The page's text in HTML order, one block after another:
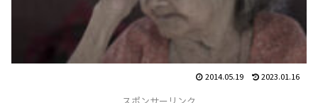
2014.05.19 2023.01.16